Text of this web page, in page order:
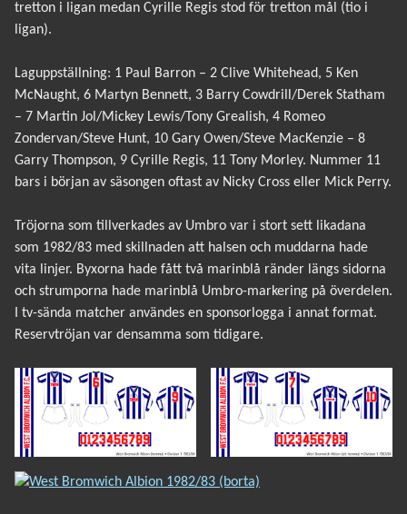
tretton i ligan medan Cyrille Regis stod för tretton mål (tio i
ligan).
Laguppställning: 1 Paul Barron – 2 Clive Whitehead, 5 Ken
McNaught, 6 Martyn Bennett, 3 Barry Cowdrill/Derek Statham
– 7 Martin Jol/Mickey Lewis/Tony Grealish, 4 Romeo
Zondervan/Steve Hunt, 10 Gary Owen/Steve MacKenzie – 8
Garry Thompson, 9 Cyrille Regis, 11 Tony Morley. Nummer 11
bars i början av säsongen oftast av Nicky Cross eller Mick Perry.
Tröjorna som tillverkades av Umbro var i stort sett likadana
som 1982/83 med skillnaden att halsen och muddarna hade
vita linjer. Byxorna hade fått två marinblå ränder längs sidorna
och strumporna hade marinblå Umbro-markering på överdelen.
I tv-sända matcher användes en sponsorlogga i annat format.
Reservtröjan var densamma som tidigare.